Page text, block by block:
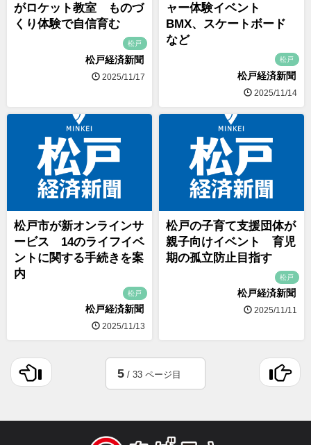
がロケット教室 ものづ
くり体験で自信育む
松戸
松戸経済新聞
2025/11/17
ャー体験イベント
BMX、スケートボード
など
松戸
松戸経済新聞
2025/11/14
松戸市が新オンラインサ
ービス 14のライフイベ
ントに関する手続きを案
内
松戸
松戸経済新聞
2025/11/13
松戸の子育て支援団体が
親子向けイベント 育児
期の孤立防止目指す
松戸
松戸経済新聞
2025/11/11
5 / 33 ページ目